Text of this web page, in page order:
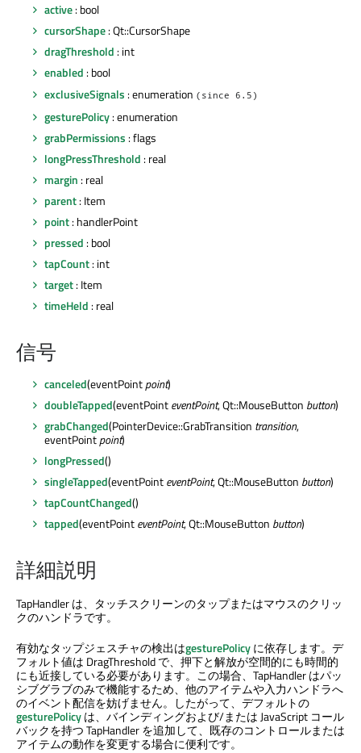
active: bool
cursorShape: Qt::CursorShape
dragThreshold : int
enabled : bool
exclusiveSignals : enumeration (since 6.5)
gesturePolicy: enumeration
grabPermissions : flags
longPressThreshold : real
margin : real
parent: Item
point: handlerPoint
pressed : bool
tapCount: int
target: Item
timeHeld : real
信号
canceled(eventPointpoint)
doubleTapped(eventPointeventPoint, Qt::MouseButton button)
grabChanged(PointerDevice::GrabTransition transition,
eventPointpoint)
longPressed()
singleTapped(eventPointeventPoint, Qt::MouseButton button)
tapCountChanged()
tapped(eventPointeventPoint, Qt::MouseButton button)
詳細説明
TapHandler は、タッチスクリーンのタップまたはマウスのクリッ
クのハンドラです。
有効なタップジェスチャの検出はgesturePolicyに依存します。デ
フォルト値は DragThreshold で、押下と解放が空間的にも時間的
にも近接している必要があります。この場合、TapHandler はパッ
シブグラブのみで機能するため、他のアイテムや入力ハンドラへ
のイベント配信を妨げません。したがって、デフォルトの
gesturePolicyは、バインディングおよび/または JavaScript コール
バックを持つ TapHandler を追加して、既存のコントロールまたは
アイテムの動作を変更する場合に便利です。